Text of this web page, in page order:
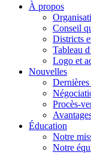
À propos
Conseil
Districts
Tableau
Logo et
Nouvelles
Procès-
Éducation
Notre
Notre